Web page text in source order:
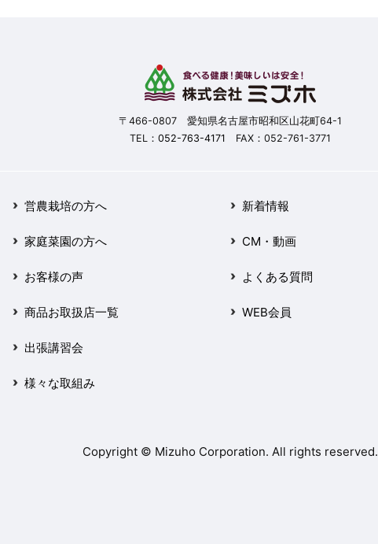
〒466-0807 愛知県名古屋市昭和区山花町64-1
TEL： 052-763-4171 FAX：052-761-3771
営農栽培の方へ
家庭菜園の方へ
お客様の声
商品お取扱店一覧
出張講習会
様々な取組み
新着情報
CM・動画
よくある質問
WEB会員
Copyright © Mizuho Corporation. All rights reserved.